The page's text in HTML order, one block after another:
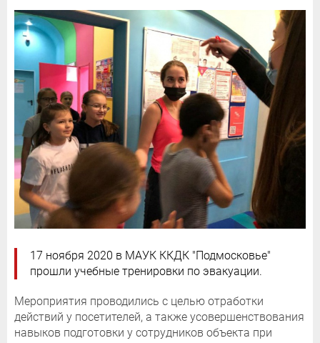
17 ноября 2020 в МАУК ККДК "Подмосковье"
прошли учебные тренировки по эвакуации.
Мероприятия проводились c целью отработки
действий у посетителей, а также усовершенствования
навыков подготовки у сотрудников объекта при